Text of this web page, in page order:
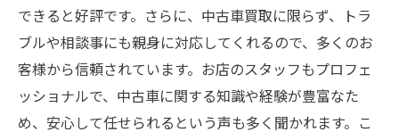
できると好評です。さらに、中古車買取に限らず、トラ
ブルや相談事にも親身に対応してくれるので、多くのお
客様から信頼されています。お店のスタッフもプロフェ
ッショナルで、中古車に関する知識や経験が豊富なた
め、安心して任せられるという声も多く聞かれます。こ